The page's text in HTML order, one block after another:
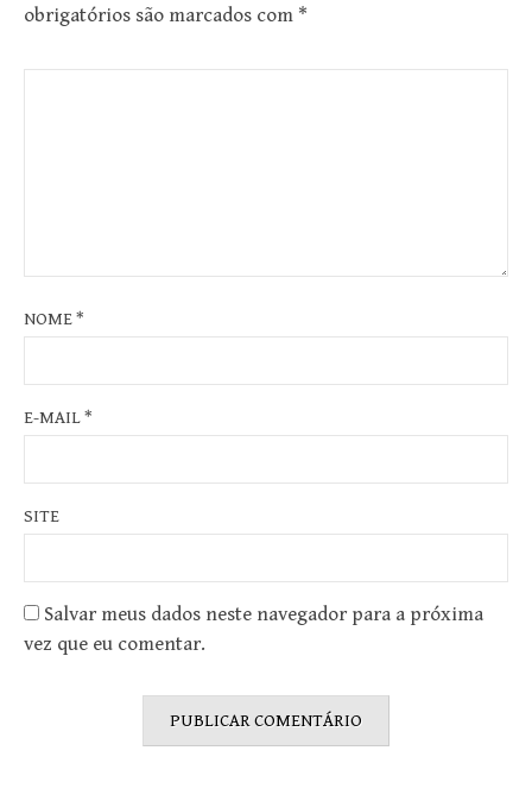
obrigatórios são marcados com *
NOME*
E-MAIL*
SITE
Salvar meus dados neste navegador para a próxima
vez que eu comentar.